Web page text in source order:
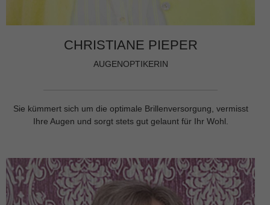
CHRISTIANE PIEPER
AUGENOPTIKERIN
Sie kümmert sich um die optimale Brillenversorgung, vermisst
Ihre Augen und sorgt stets gut gelaunt für Ihr Wohl.